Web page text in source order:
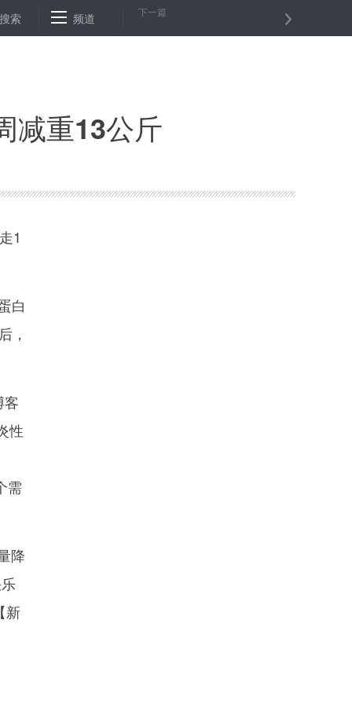
过对话解决也门危机 纽约股市三大股指３日上涨 逾４万平民
搜索 频道 下一篇
减重13公斤
1
白
，
性
需
降
新